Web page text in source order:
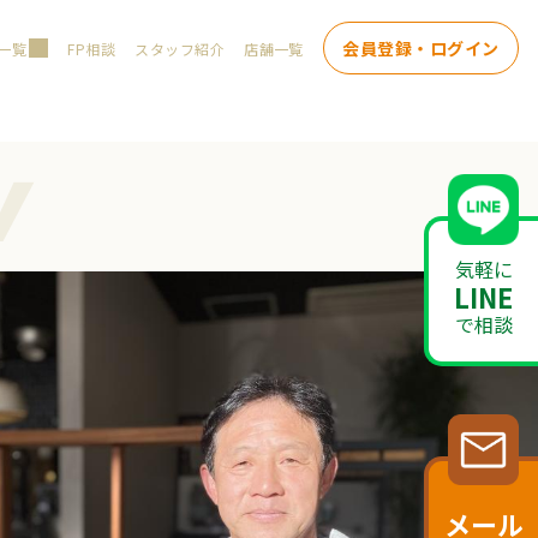
覧 FP相談 スタッフ紹介 店舗一覧 会員登録・ログイン
気軽に
LINE
で相談
メール